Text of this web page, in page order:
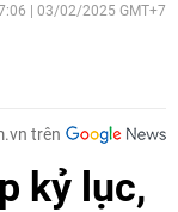
| 03/02/2025 GMT+7
trên
kỷ lục,